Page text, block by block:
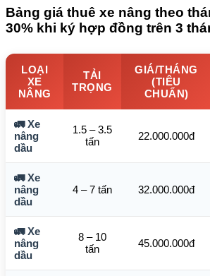
Bảng giá thuê xe nâng theo
30% khi ký hợp đồng trên 3
LOẠI
XE
NÂNG
TẢI
TRỌNG
GIÁ/THÁNG
(TIÊU
CHUẨN)
🚛 Xe
nâng
dầu
1.5 – 3.5
tấn
22.000.000đ
🚛 Xe
nâng
dầu
4 – 7 tấn 32.000.000đ
🚛 Xe
nâng
dầu
8 – 10
tấn
45.000.000đ